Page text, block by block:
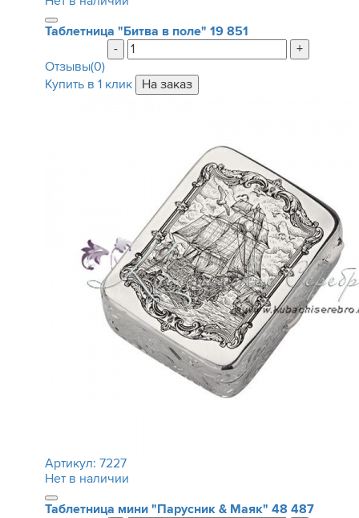
Таблетница "Битва в поле" 19 851
-
+
Отзывы(0)
Купить в 1 клик
Артикул: 7227
Нет в наличии
Таблетница мини "Парусник & Маяк" 48 487